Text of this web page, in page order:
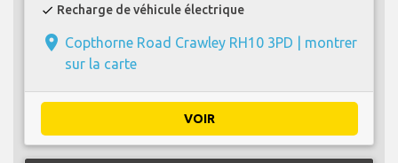
check Recharge de véhicule électrique
place Copthorne Road Crawley RH10 3PD | montrer
sur la carte
VOIR